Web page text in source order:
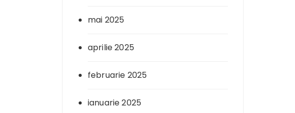
mai 2025
aprilie 2025
februarie 2025
ianuarie 2025